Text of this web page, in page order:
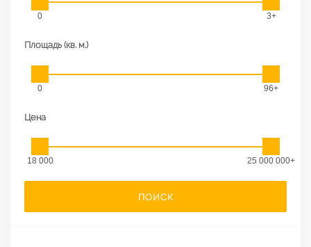
0 3+
Площадь (кв. м.)
0 96+
Цена
18 000 25 000 000+
ПОИСК